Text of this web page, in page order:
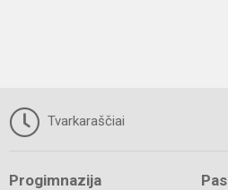
Tvarkaraščiai
Progimnazija